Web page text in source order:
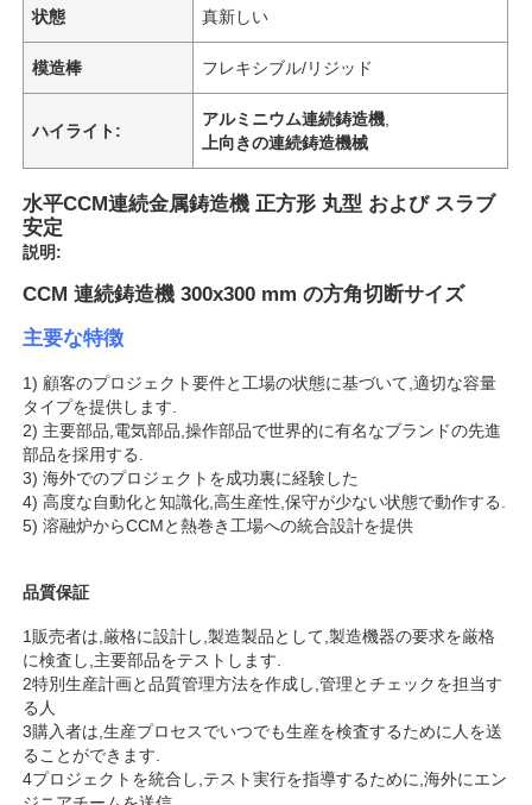
状態 真新しい
模造棒 フレキシブル/リジッド
ハイライト:
アルミニウム連続鋳造機
上向きの連続鋳造機械
水平CCM連続金属鋳造機 正方形 丸型 および スラブ
安定
説明:
CCM 連続鋳造機 300x300 mm の方角切断サイズ
主要な特徴
1) 顧客のプロジェクト要件と工場の状態に基づいて,適切な容量
タイプを提供します.
2) 主要部品,電気部品,操作部品で世界的に有名なブランドの先進
部品を採用する.
3) 海外でのプロジェクトを成功裏に経験した
4) 高度な自動化と知識化,高生産性,保守が少ない状態で動作する.
5) 溶融炉からCCMと熱巻き工場への統合設計を提供
品質保証
1販売者は,厳格に設計し,製造製品として,製造機器の要求を厳格
に検査し,主要部品をテストします.
2特別生産計画と品質管理方法を作成し,管理とチェックを担当す
る人
3購入者は,生産プロセスでいつでも生産を検査するために人を送
ることができます.
4プロジェクトを統合し,テスト実行を指導するために,海外にエン